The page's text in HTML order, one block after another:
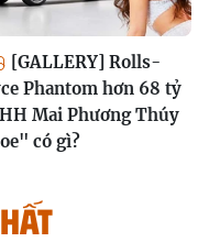
[GALLERY] Rolls-
Phantom hơn 68 tỷ
Mai Phương Thúy
có gì?